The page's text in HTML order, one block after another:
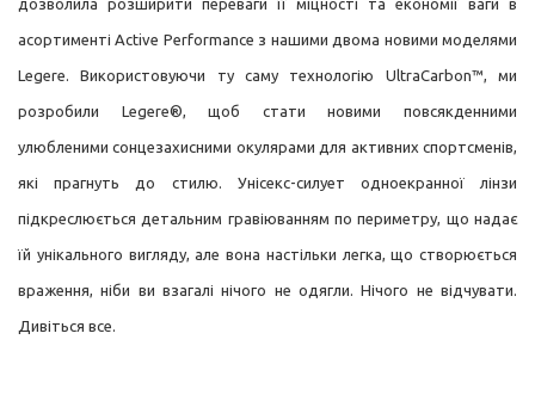
дозволила розширити переваги її міцності та економії ваги в
асортименті Active Performance з нашими двома новими моделями
Legere. Використовуючи ту саму технологію UltraCarbon™, ми
розробили Legere®, щоб стати новими повсякденними
улюбленими сонцезахисними окулярами для активних спортсменів,
які прагнуть до стилю. Унісекс-силует одноекранної лінзи
підкреслюється детальним гравіюванням по периметру, що надає
їй унікального вигляду, але вона настільки легка, що створюється
враження, ніби ви взагалі нічого не одягли. Нічого не відчувати.
Дивіться все.